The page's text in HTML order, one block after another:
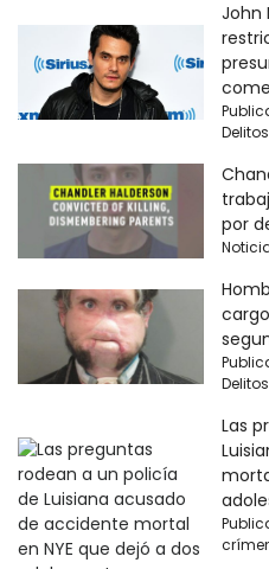
John
Delitos
por
Delitos
Las